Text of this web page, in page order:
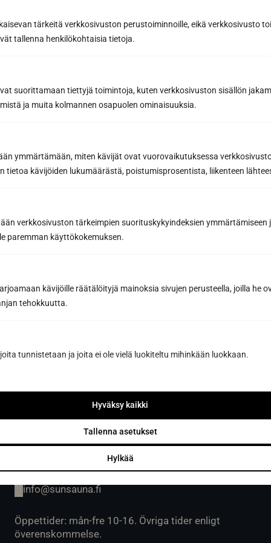
tärkeitä verkkosivuston perustoiminnoille, eikä verkkosivusto
tallenna henkilökohtaisia tietoja.
suorittamaan tiettyjä toimintoja, kuten verkkosivuston sisällön
ja muita kolmannen osapuolen ominaisuuksia.
ymmärtämään, miten kävijät ovat vuorovaikutuksessa
tietoa kävijöiden lukumäärästä, poistumisprosentista, liikenteen
verkkosivuston tärkeimpien suorituskykyindeksien ymmärtämiseen
paremman käyttökokemuksen.
kävijöille räätälöityjä mainoksia sivujen perusteella, joilla he
tehokkuutta.
tunnistetaan ja joita ei ole vielä luokiteltu mihinkään luokkaan.
Hylkää
Tallenna asetukset
Hyväksy kaikki
Sun Sauna Oy, Jyväskylä
040 3470 220
Öppet vardagar 9-16 eller enligt överenskommelse.
Avhämtning av gods på vardagar kl. 07.00-15.00
(i samband med Kannus-Talo)
info@sunsauna.fi
Öppettider: mån-fre 10-16. Övriga tider enligt
överenskommelse.